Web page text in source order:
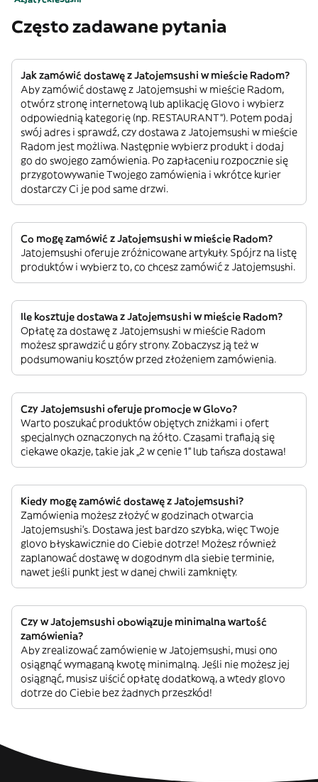
Często zadawane pytania
Jak zamówić dostawę z Jatojemsushi w mieście Radom?
Aby zamówić dostawę z Jatojemsushi w mieście Radom,
otwórz stronę internetową lub aplikację Glovo i wybierz
odpowiednią kategorię (np. RESTAURANT”). Potem podaj
swój adres i sprawdź, czy dostawa z Jatojemsushi w mieście
Radom jest możliwa. Następnie wybierz produkt i dodaj
go do swojego zamówienia. Po zapłaceniu rozpocznie się
przygotowywanie Twojego zamówienia i wkrótce kurier
dostarczy Ci je pod same drzwi.
Co mogę zamówić z Jatojemsushi w mieście Radom?
Jatojemsushi oferuje zróżnicowane artykuły. Spójrz na listę
produktów i wybierz to, co chcesz zamówić z Jatojemsushi.
Ile kosztuje dostawa z Jatojemsushi w mieście Radom?
Opłatę za dostawę z Jatojemsushi w mieście Radom
możesz sprawdzić u góry strony. Zobaczysz ją też w
podsumowaniu kosztów przed złożeniem zamówienia.
Czy Jatojemsushi oferuje promocje w Glovo?
Warto poszukać produktów objętych zniżkami i ofert
specjalnych oznaczonych na żółto. Czasami trafiają się
ciekawe okazje, takie jak „2 w cenie 1” lub tańsza dostawa!
Kiedy mogę zamówić dostawę z Jatojemsushi?
Zamówienia możesz złożyć w godzinach otwarcia
Jatojemsushi’s. Dostawa jest bardzo szybka, więc Twoje
glovo błyskawicznie do Ciebie dotrze! Możesz również
zaplanować dostawę w dogodnym dla siebie terminie,
nawet jeśli punkt jest w danej chwili zamknięty.
Czy w Jatojemsushi obowiązuje minimalna wartość
zamówienia?
Aby zrealizować zamówienie w Jatojemsushi, musi ono
osiągnąć wymaganą kwotę minimalną. Jeśli nie możesz jej
osiągnąć, musisz uiścić opłatę dodatkową, a wtedy glovo
dotrze do Ciebie bez żadnych przeszkód!